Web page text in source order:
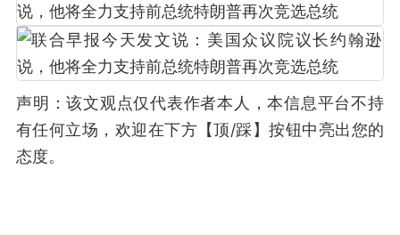
声明：该文观点仅代表作者本人，本信息平台不持
有任何立场，欢迎在下方【顶/踩】按钮中亮出您的
态度。